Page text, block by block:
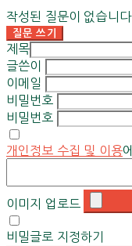
작성된 질문이 없습니다.
질문 쓰기
제목
글쓴이
이메일
비밀번호
비밀번호
개인정보 수집 및 이용
이미지 업로드
비밀글로 지정하기